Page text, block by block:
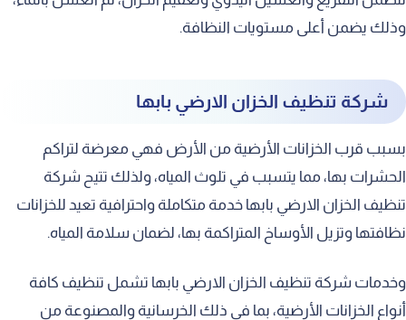
وذلك يضمن أعلى مستويات النظافة.
شركة تنظيف الخزان الارضي بابها
بسبب قرب الخزانات الأرضية من الأرض فهي معرضة لتراكم
الحشرات بها، مما يتسبب في تلوث المياه، ولذلك تتيح شركة
تنظيف الخزان الارضي بابها خدمة متكاملة واحترافية تعيد للخزانات
نظافتها وتزيل الأوساخ المتراكمة بها، لضمان سلامة المياه.
وخدمات شركة تنظيف الخزان الارضي بابها تشمل تنظيف كافة
أنواع الخزانات الأرضية، بما في ذلك الخرسانية والمصنوعة من